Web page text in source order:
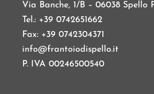
Via Banche, 1/B – 06038 Spello
Tel.: +39 0742651662
Fax: +39 0742304371
info@frantoiodispello.it
P. IVA 00246500540